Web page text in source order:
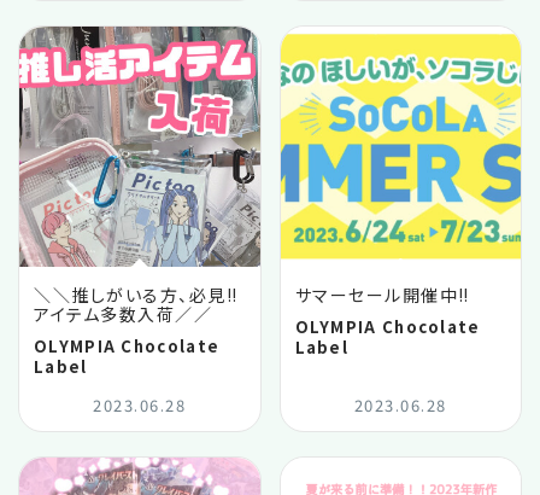
＼＼推しがいる方、必見‼️
アイテム多数入荷／／
OLYMPIA Chocolate
Label
2023.06.28
サマーセール開催中‼️
OLYMPIA Chocolate
Label
2023.06.28